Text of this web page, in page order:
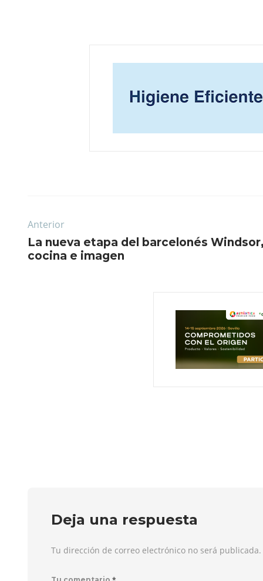
Anterior
La nueva etapa del barcelonés
cocina e imagen
Deja una respuesta
Tu dirección de correo electrónico no será